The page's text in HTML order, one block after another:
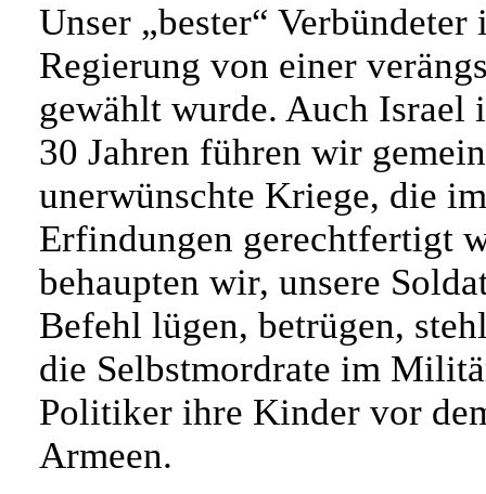
Unser „bester“
Regierung von einer
gewählt wurde. Auch Israel
30 Jahren führen wir
unerwünschte Kriege, die
Erfindungen gerechtfertigt
behaupten wir, unsere
Befehl lügen, betrügen,
die Selbstmordrate im
Politiker ihre Kinder vor
Armeen.